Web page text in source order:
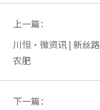
上一篇：
川恒·微资讯 | 新丝
农肥
下一篇：